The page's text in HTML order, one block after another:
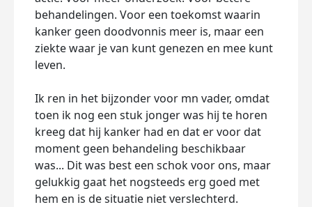
behandelingen. Voor een toekomst waarin
kanker geen doodvonnis meer is, maar een
ziekte waar je van kunt genezen en mee kunt
leven.
Ik ren in het bijzonder voor mn vader, omdat
toen ik nog een stuk jonger was hij te horen
kreeg dat hij kanker had en dat er voor dat
moment geen behandeling beschikbaar
was... Dit was best een schok voor ons, maar
gelukkig gaat het nogsteeds erg goed met
hem en is de situatie niet verslechterd.